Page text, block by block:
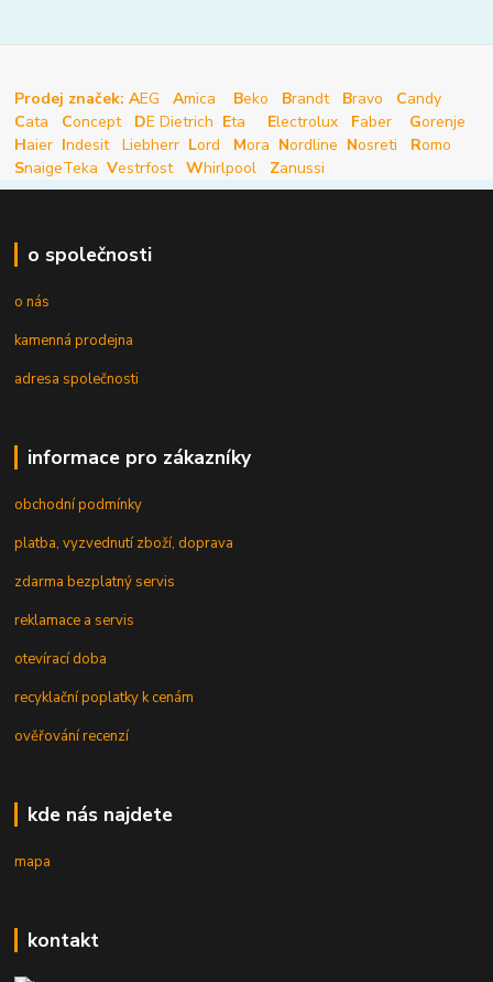
Prodej značek: AEG Amica Beko Brandt Bravo Candy
Cata Concept DE Dietrich Eta Electrolux Faber Gorenje
Haier Indesit Liebherr Lord Mora Nordline Nosreti Romo
SnaigeTeka Vestrfost Whirlpool Zanussi
o společnosti
o nás
kamenná prodejna
adresa společnosti
informace pro zákazníky
obchodní podmínky
platba, vyzvednutí zboží, doprava
zdarma bezplatný servis
reklamace a servis
otevírací doba
recyklační poplatky k cenám
ověřování recenzí
kde nás najdete
mapa
kontakt